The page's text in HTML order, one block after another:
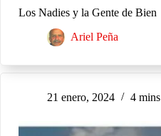
Los Nadies y la Gente de Bien
Ariel Peña
21 enero, 2024 4 mins